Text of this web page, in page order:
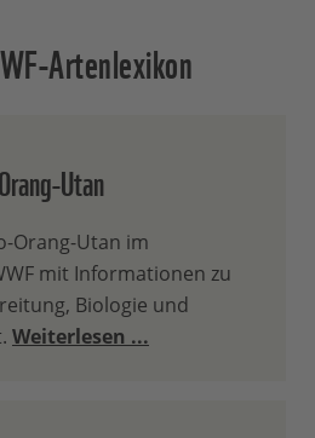
Artenlexikon
Utan
Orang-Utan im
mit Informationen zu
Biologie und
Weiterlesen ...